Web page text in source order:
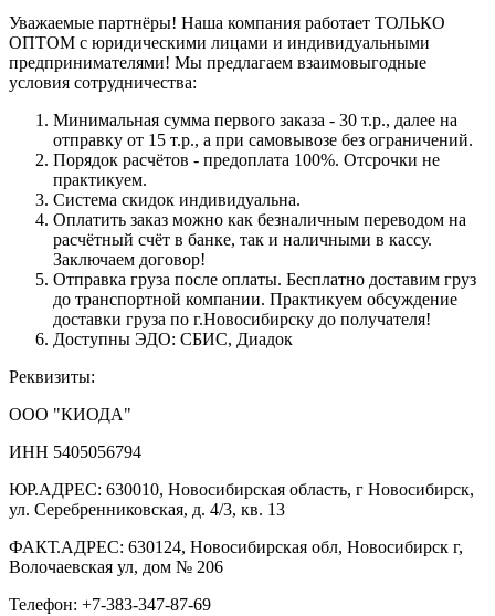
Уважаемые партнёры! Наша компания работает ТОЛЬКО
ОПТОМ с юридическими лицами и индивидуальными
предпринимателями! Мы предлагаем взаимовыгодные
условия сотрудничества:
Минимальная сумма первого заказа - 30 т.р., далее на
отправку от 15 т.р., а при самовывозе без ограничений.
Порядок расчётов - предоплата 100%. Отсрочки не
практикуем.
Система скидок индивидуальна.
Оплатить заказ можно как безналичным переводом на
расчётный счёт в банке, так и наличными в кассу.
Заключаем договор!
Отправка груза после оплаты. Бесплатно доставим груз
до транспортной компании. Практикуем обсуждение
доставки груза по г.Новосибирску до получателя!
Доступны ЭДО: СБИС, Диадок
Реквизиты:
ООО "КИОДА"
ИНН 5405056794
ЮР.АДРЕС: 630010, Новосибирская область, г Новосибирск,
ул. Серебренниковская, д. 4/3, кв. 13
ФАКТ.АДРЕС: 630124, Новосибирская обл, Новосибирск г,
Волочаевская ул, дом № 206
Телефон: +7-383-347-87-69